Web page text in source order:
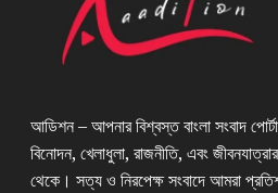
আডিশন – আপনার বিশ্বস্ত বাংলা সংবাদ
বিনোদন, খেলাধুলা, রাজনীতি, এবং
থেকে। সত্য ও নিরপেক্ষ সংবাদে আমরা